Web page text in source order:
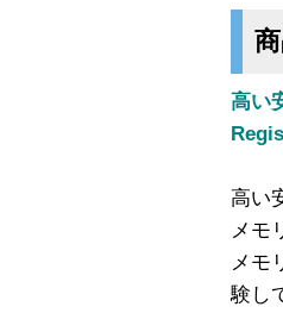
高い
高い
メモ
メモ
験し